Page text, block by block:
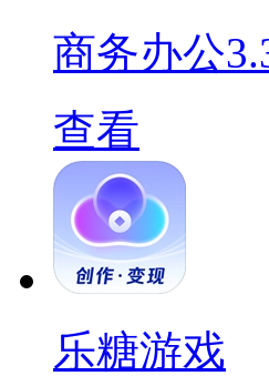
商务办公
查看
乐糖游戏